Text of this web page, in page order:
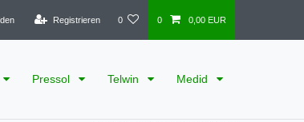
Registrieren 0 0 0,00 EUR
Pressol Telwin Medid